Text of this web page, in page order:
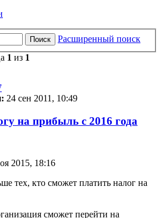
Поиск
Расширенный поиск
1 из 1
24 сен 2011, 10:49
на прибыль с 2016 года
2015, 18:16
тех, кто сможет платить налог на
сможет перейти на